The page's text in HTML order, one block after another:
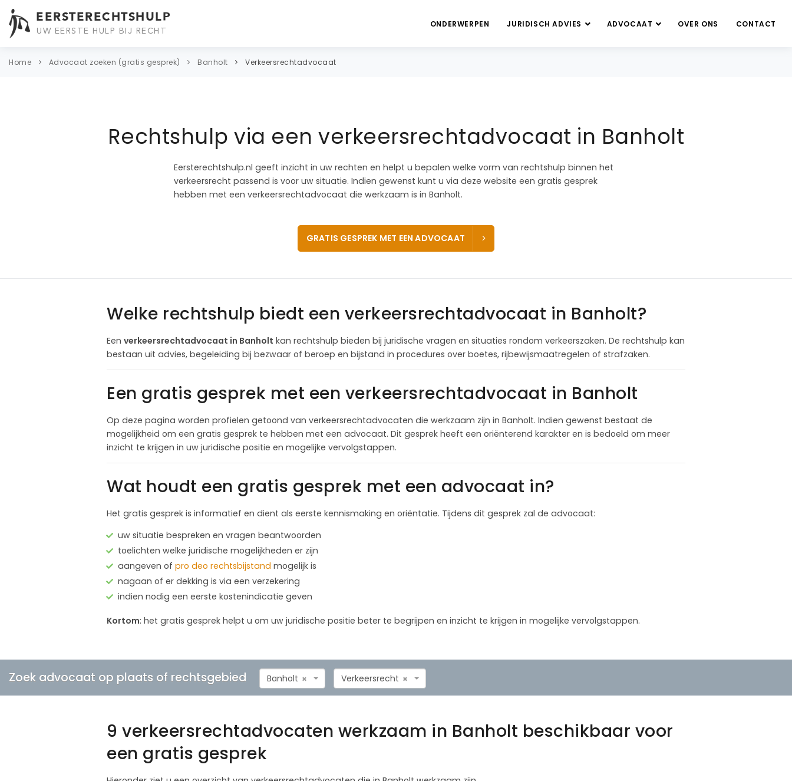
EERSTERECHTSHULP
UW EERSTE HULP BIJ RECHT
ONDERWERPEN JURIDISCH ADVIES ADVOCAAT OVER ONS CONTACT
Home Advocaat zoeken (gratis gesprek) Banholt Verkeersrechtadvocaat
Rechtshulp via een verkeersrechtadvocaat in Banholt
Eersterechtshulp.nl geeft inzicht in uw rechten en helpt u bepalen welke vorm van rechtshulp binnen het
verkeersrecht passend is voor uw situatie. Indien gewenst kunt u via deze website een gratis gesprek
hebben met een verkeersrechtadvocaat die werkzaam is in Banholt.
GRATIS GESPREK MET EEN ADVOCAAT
Welke rechtshulp biedt een verkeersrechtadvocaat in Banholt?
Een verkeersrechtadvocaat in Banholt kan rechtshulp bieden bij juridische vragen en situaties rondom verkeerszaken. De rechtshulp kan
bestaan uit advies, begeleiding bij bezwaar of beroep en bijstand in procedures over boetes, rijbewijsmaatregelen of strafzaken.
Een gratis gesprek met een verkeersrechtadvocaat in Banholt
Op deze pagina worden profielen getoond van verkeersrechtadvocaten die werkzaam zijn in Banholt. Indien gewenst bestaat de
mogelijkheid om een gratis gesprek te hebben met een advocaat. Dit gesprek heeft een oriënterend karakter en is bedoeld om meer
inzicht te krijgen in uw juridische positie en mogelijke vervolgstappen.
Wat houdt een gratis gesprek met een advocaat in?
Het gratis gesprek is informatief en dient als eerste kennismaking en oriëntatie. Tijdens dit gesprek zal de advocaat:
uw situatie bespreken en vragen beantwoorden
toelichten welke juridische mogelijkheden er zijn
aangeven of pro deo rechtsbijstand mogelijk is
nagaan of er dekking is via een verzekering
indien nodig een eerste kostenindicatie geven
Kortom: het gratis gesprek helpt u om uw juridische positie beter te begrijpen en inzicht te krijgen in mogelijke vervolgstappen.
Zoek advocaat op plaats of rechtsgebied ×
Banholt ×
Verkeersrecht
9 verkeersrechtadvocaten werkzaam in Banholt beschikbaar voor
een gratis gesprek